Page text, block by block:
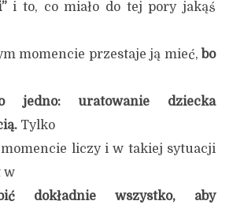
i to, co miało do tej pory jakąś
momencie przestaje ją mieć, bo
jedno: uratowanie dziecka
Tylko
liczy i w takiej sytuacji
w
dokładnie wszystko, aby